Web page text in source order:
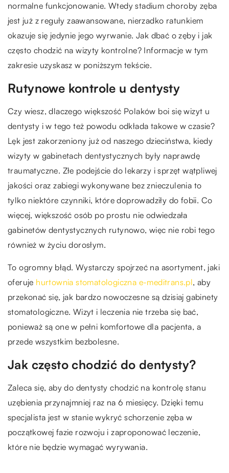
normalne funkcjonowanie. Wtedy stadium choroby zęba
jest już z reguły zaawansowane, nierzadko ratunkiem
okazuje się jedynie jego wyrwanie. Jak dbać o zęby i jak
często chodzić na wizyty kontrolne? Informacje w tym
zakresie uzyskasz w poniższym tekście.
Rutynowe kontrole u dentysty
Czy wiesz, dlaczego większość Polaków boi się wizyt u
dentysty i w tego też powodu odkłada takowe w czasie?
Lęk jest zakorzeniony już od naszego dzieciństwa, kiedy
wizyty w gabinetach dentystycznych były naprawdę
traumatyczne. Złe podejście do lekarzy i sprzęt wątpliwej
jakości oraz zabiegi wykonywane bez znieczulenia to
tylko niektóre czynniki, które doprowadziły do fobii. Co
więcej, większość osób po prostu nie odwiedzała
gabinetów dentystycznych rutynowo, więc nie robi tego
również w życiu dorosłym.
To ogromny błąd. Wystarczy spojrzeć na asortyment, jaki
oferuje hurtownia stomatologiczna e-meditrans.pl, aby
przekonać się, jak bardzo nowoczesne są dzisiaj gabinety
stomatologiczne. Wizyt i leczenia nie trzeba się bać,
ponieważ są one w pełni komfortowe dla pacjenta, a
przede wszystkim bezbolesne.
Jak często chodzić do dentysty?
Zaleca się, aby do dentysty chodzić na kontrolę stanu
uzębienia przynajmniej raz na 6 miesięcy. Dzięki temu
specjalista jest w stanie wykryć schorzenie zęba w
początkowej fazie rozwoju i zaproponować leczenie,
które nie będzie wymagać wyrywania.